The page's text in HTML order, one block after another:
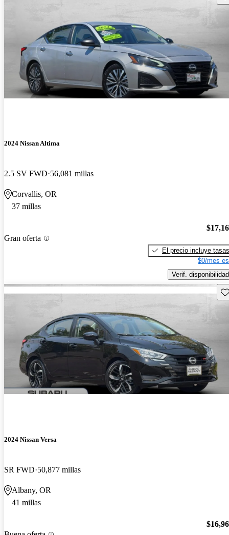
2024 Nissan Altima
2.5 SV FWD 56,081 millas
Corvallis, OR
37 millas
Gran oferta
El precio incluye tasas
$0/mes
Verif. disponibilidad
2024 Nissan Versa
SR FWD 50,877 millas
Albany, OR
41 millas